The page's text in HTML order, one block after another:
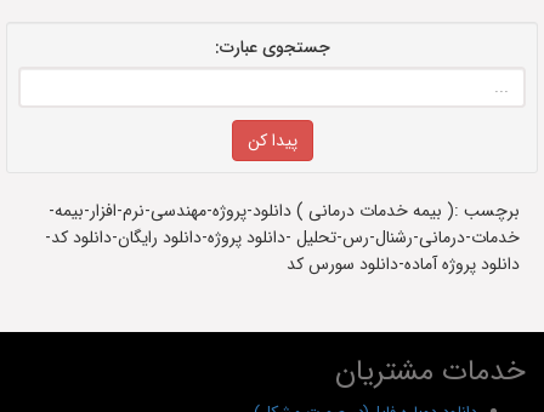
جستجوی عبارت:
برچسب :( بیمه خدمات درمانی ) دانلود-پروژه-مهندسی-نرم-افزار-بیمه-
خدمات-درمانی-رشنال-رس-تحلیل -دانلود پروژه-دانلود رایگان-دانلود کد-
دانلود پروژه آماده-دانلود سورس کد
خدمات مشتریان